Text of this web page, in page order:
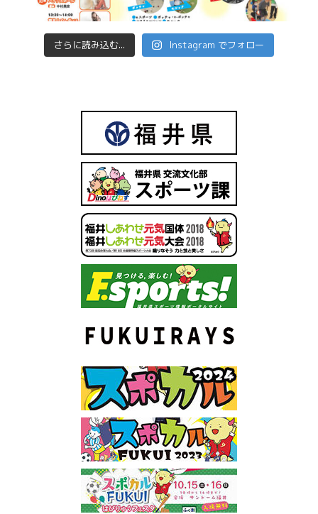
さらに読み込む... Instagram でフォロー